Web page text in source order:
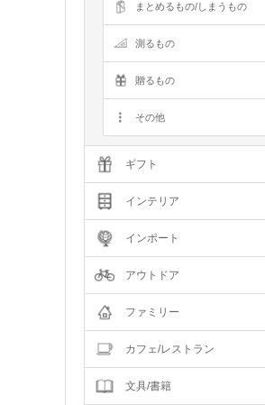
まとめるもの/しまうもの
測るもの
贈るもの
その他
ギフト
インテリア
インポート
アウトドア
ファミリー
カフェ/レストラン
文具/書籍